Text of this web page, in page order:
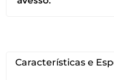
Características e